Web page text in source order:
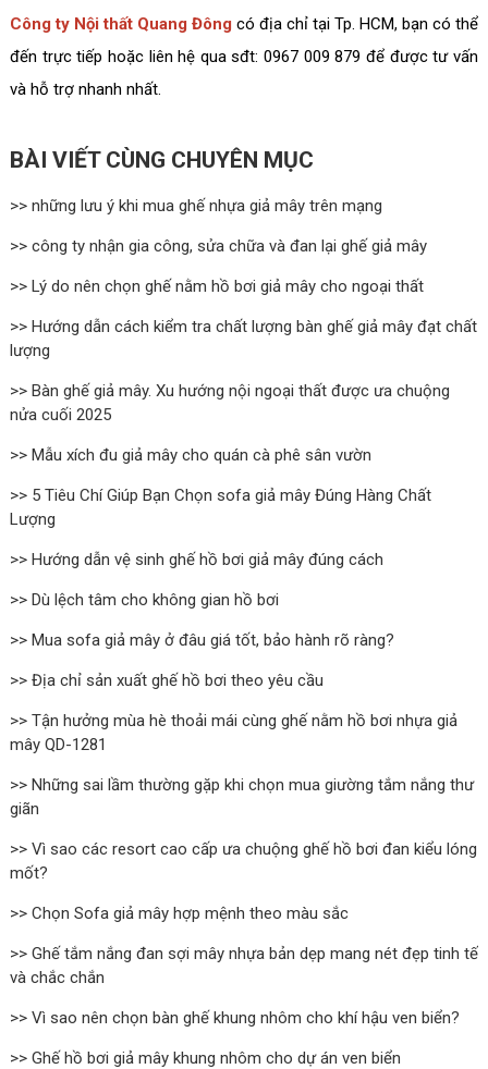
Công ty Nội thất Quang Đông có địa chỉ tại Tp. HCM, bạn có thể
đến trực tiếp hoặc liên hệ qua sđt: 0967 009 879 để được tư vấn
và hỗ trợ nhanh nhất.
BÀI VIẾT CÙNG CHUYÊN MỤC
>> những lưu ý khi mua ghế nhựa giả mây trên mạng
>> công ty nhận gia công, sửa chữa và đan lại ghế giả mây
>> Lý do nên chọn ghế nằm hồ bơi giả mây cho ngoại thất
>> Hướng dẫn cách kiểm tra chất lượng bàn ghế giả mây đạt chất
lượng
>> Bàn ghế giả mây. Xu hướng nội ngoại thất được ưa chuộng
nửa cuối 2025
>> Mẫu xích đu giả mây cho quán cà phê sân vườn
>> 5 Tiêu Chí Giúp Bạn Chọn sofa giả mây Đúng Hàng Chất
Lượng
>> Hướng dẫn vệ sinh ghế hồ bơi giả mây đúng cách
>> Dù lệch tâm cho không gian hồ bơi
>> Mua sofa giả mây ở đâu giá tốt, bảo hành rõ ràng?
>> Địa chỉ sản xuất ghế hồ bơi theo yêu cầu
>> Tận hưởng mùa hè thoải mái cùng ghế nằm hồ bơi nhựa giả
mây QD-1281
>> Những sai lầm thường gặp khi chọn mua giường tắm nắng thư
giãn
>> Vì sao các resort cao cấp ưa chuộng ghế hồ bơi đan kiểu lóng
mốt?
>> Chọn Sofa giả mây hợp mệnh theo màu sắc
>> Ghế tắm nắng đan sợi mây nhựa bản dẹp mang nét đẹp tinh tế
và chắc chắn
>> Vì sao nên chọn bàn ghế khung nhôm cho khí hậu ven biển?
>> Ghế hồ bơi giả mây khung nhôm cho dự án ven biển